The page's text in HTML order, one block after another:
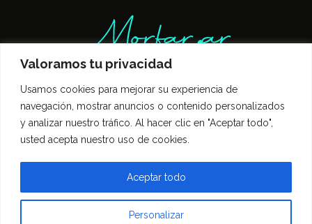
Valoramos tu privacidad
Usamos cookies para mejorar su experiencia de
navegación, mostrar anuncios o contenido personalizados
y analizar nuestro tráfico. Al hacer clic en "Aceptar todo",
usted acepta nuestro uso de cookies.
Personalizar
Aceptar todo
Inicio Entrevistas
Guía Gastronómica
Contacto
Todos los derechos reservados Morfar.ar